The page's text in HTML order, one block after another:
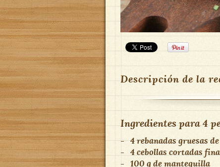
Descripción de la
Ingredientes para4
- 4 rebanadas gruesas
- 4 cebollas cortadas
- 100 g de mantequilla